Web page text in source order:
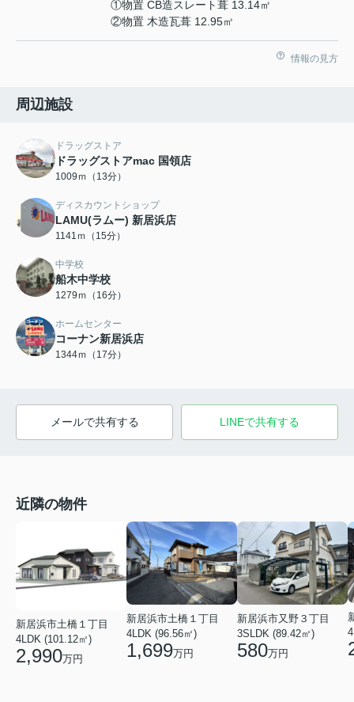
①物置 CB造スレート葺 13.14㎡
②物置 木造瓦葺 12.95㎡
情報の見方
周辺施設
ドラッグストア
ドラッグストアmac 国領店
1009ｍ（13分）
ディスカウントショップ
LAMU(ラムー) 新居浜店
1141ｍ（15分）
中学校
船木中学校
1279ｍ（16分）
ホームセンター
コーナン新居浜店
1344ｍ（17分）
メールで共有する LINEで共有する
近隣の物件
新居浜市土橋１丁目
4LDK (101.12㎡)
2,990万円
新居浜市土橋１丁目
4LDK (96.56㎡)
1,699万円
新居浜市又野３丁目
3SLDK (89.42㎡)
580万円